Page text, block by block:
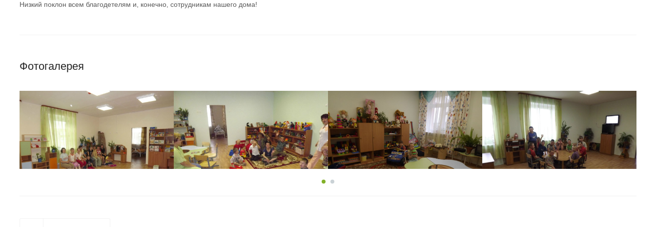
Низкий поклон всем благодетелям и, конечно, сотрудникам нашего дома!
Фотогалерея